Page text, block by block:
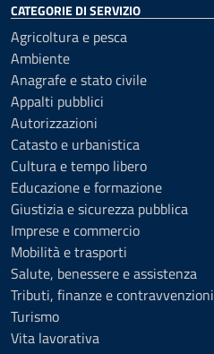
CATEGORIE DI SERVIZIO
Agricoltura e pesca
Ambiente
Anagrafe e stato civile
Appalti pubblici
Autorizzazioni
Catasto e urbanistica
Cultura e tempo libero
Educazione e formazione
Giustizia e sicurezza pubblica
Imprese e commercio
Mobilità e trasporti
Salute, benessere e assistenza
Tributi, finanze e contravvenzioni
Turismo
Vita lavorativa